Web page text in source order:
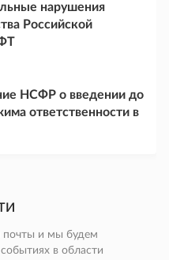
нарушения
Российской
НСФР о введении до
ответственности в
почты и мы будем
в области